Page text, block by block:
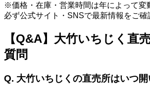
※価格・在庫・営業時間は年によって変
必ず公式サイト・SNSで最新情報をご確
【Q&A】大竹いちじく直
質問
Q. 大竹いちじくの直売所はいつ開